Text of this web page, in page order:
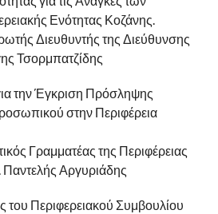
Ενότητας Κοζάνης.
Διευθυντής της Διεύθυνσης
Τσορμπατζίδης
την Έγκριση Πρόσληψης
στην Περιφέρεια
Γραμματέας της Περιφέρειας
Παντελής Αργυριάδης
Περιφερειακού Συμβουλίου